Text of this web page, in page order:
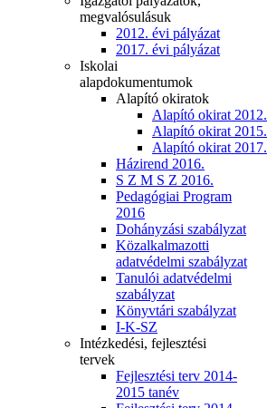
megvalósulásuk
2012. évi pályázat
2017. évi pályázat
Iskolai
alapdokumentumok
Alapító okiratok
Alapító okirat 2012.
Alapító okirat 2015.
Alapító okirat 2017.
Házirend 2016.
S Z M S Z 2016.
Pedagógiai Program
2016
Dohányzási szabályzat
Közalkalmazotti
adatvédelmi szabályzat
Tanulói adatvédelmi
szabályzat
Könyvtári szabályzat
I-K-SZ
Intézkedési, fejlesztési
tervek
Fejlesztési terv 2014-
2015 tanév